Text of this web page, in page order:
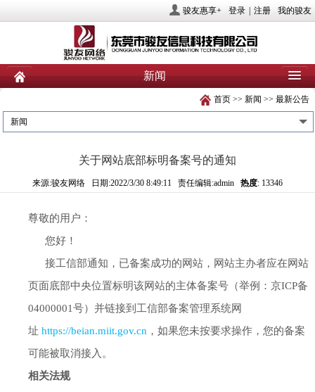
骏友惠享+ 登录 注册 我的骏友
新闻
新闻
产品 业务服务 社会责任
投资者关系
首页 >> 新闻 >> 最新公告
新闻
关于网站底部标明备案号的通知
来源:骏友网络 日期:2022/3/30 8:49:11 责任编辑:admin 热度: 13346
​尊敬的用户：
您好！
接工信部通知，已备案成功的网站，网站主办者应在网站
页面底部中央位置标明该网站的主体备案号（举例：京ICP备
04000001号）并链接到工信部备案管理系统网
址 https://beian.miit.gov.cn ，如果您未按要求操作，您的备案
可能被取消接入。
相关法规